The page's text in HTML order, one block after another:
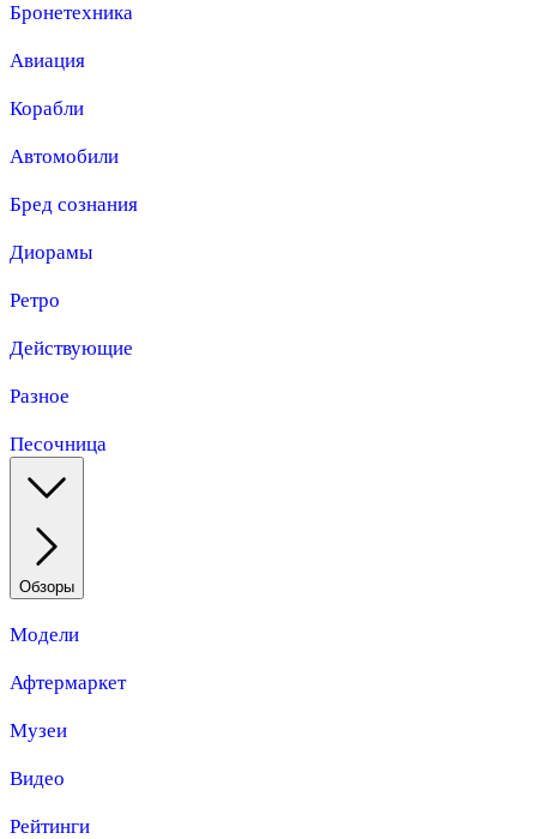
Бронетехника
Авиация
Корабли
Автомобили
Бред сознания
Диорамы
Ретро
Действующие
Разное
Песочница
Обзоры
Модели
Афтермаркет
Музеи
Видео
Рейтинги